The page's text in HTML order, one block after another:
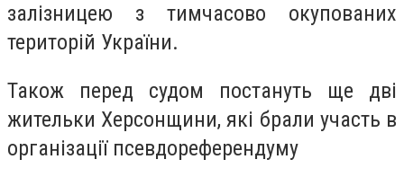
залізницею з тимчасово окупованих
територій України.
Також перед судом постануть ще дві
жительки Херсонщини, які брали участь в
організації псевдореферендуму